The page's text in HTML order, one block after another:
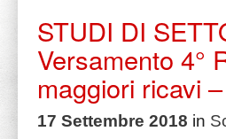
STUDI DI
Versamento 4°
maggiori ricavi
17 Settembre 2018 in